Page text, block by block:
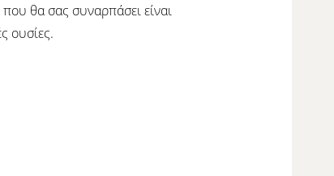
θα σας συναρπάσει είναι
ουσίες.